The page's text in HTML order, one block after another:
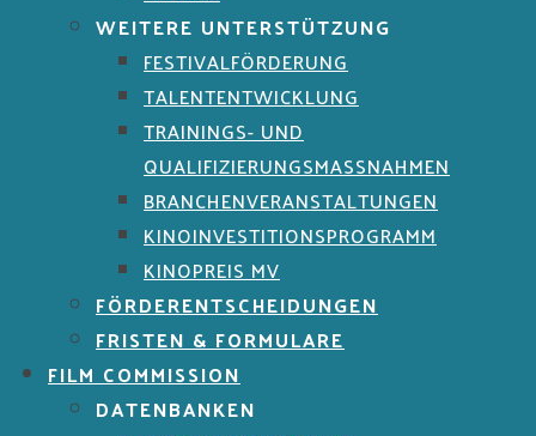
WEITERE UNTERSTÜTZUNG
FESTIVALFÖRDERUNG
TALENTENTWICKLUNG
TRAININGS- UND
QUALIFIZIERUNGSMASSNAHMEN
BRANCHENVERANSTALTUNGEN
KINOINVESTITIONSPROGRAMM
KINOPREIS MV
FÖRDERENTSCHEIDUNGEN
FRISTEN & FORMULARE
FILM COMMISSION
DATENBANKEN